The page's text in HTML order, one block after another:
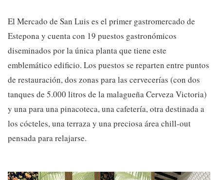
El Mercado de San Luis es el primer gastromercado de
Estepona y cuenta con 19 puestos gastronómicos
diseminados por la única planta que tiene este
emblemático edificio. Los puestos se reparten entre puntos
de restauración, dos zonas para las cervecerías (con dos
tanques de 5.000 litros de la malagueña Cerveza Victoria)
y una para una pinacoteca, una cafetería, otra destinada a
los cócteles, una terraza y una preciosa área chill-out
pensada para relajarse.